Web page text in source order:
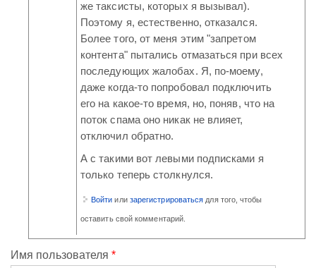
же таксисты, которых я вызывал).
Поэтому я, естественно, отказался.
Более того, от меня этим "запретом
контента" пытались отмазаться при всех
последующих жалобах. Я, по-моему,
даже когда-то попробовал подключить
его на какое-то время, но, поняв, что на
поток спама оно никак не влияет,
отключил обратно.
А с такими вот левыми подписками я
только теперь столкнулся.
Войти или зарегистрироваться для того, чтобы
оставить свой комментарий.
Имя пользователя*